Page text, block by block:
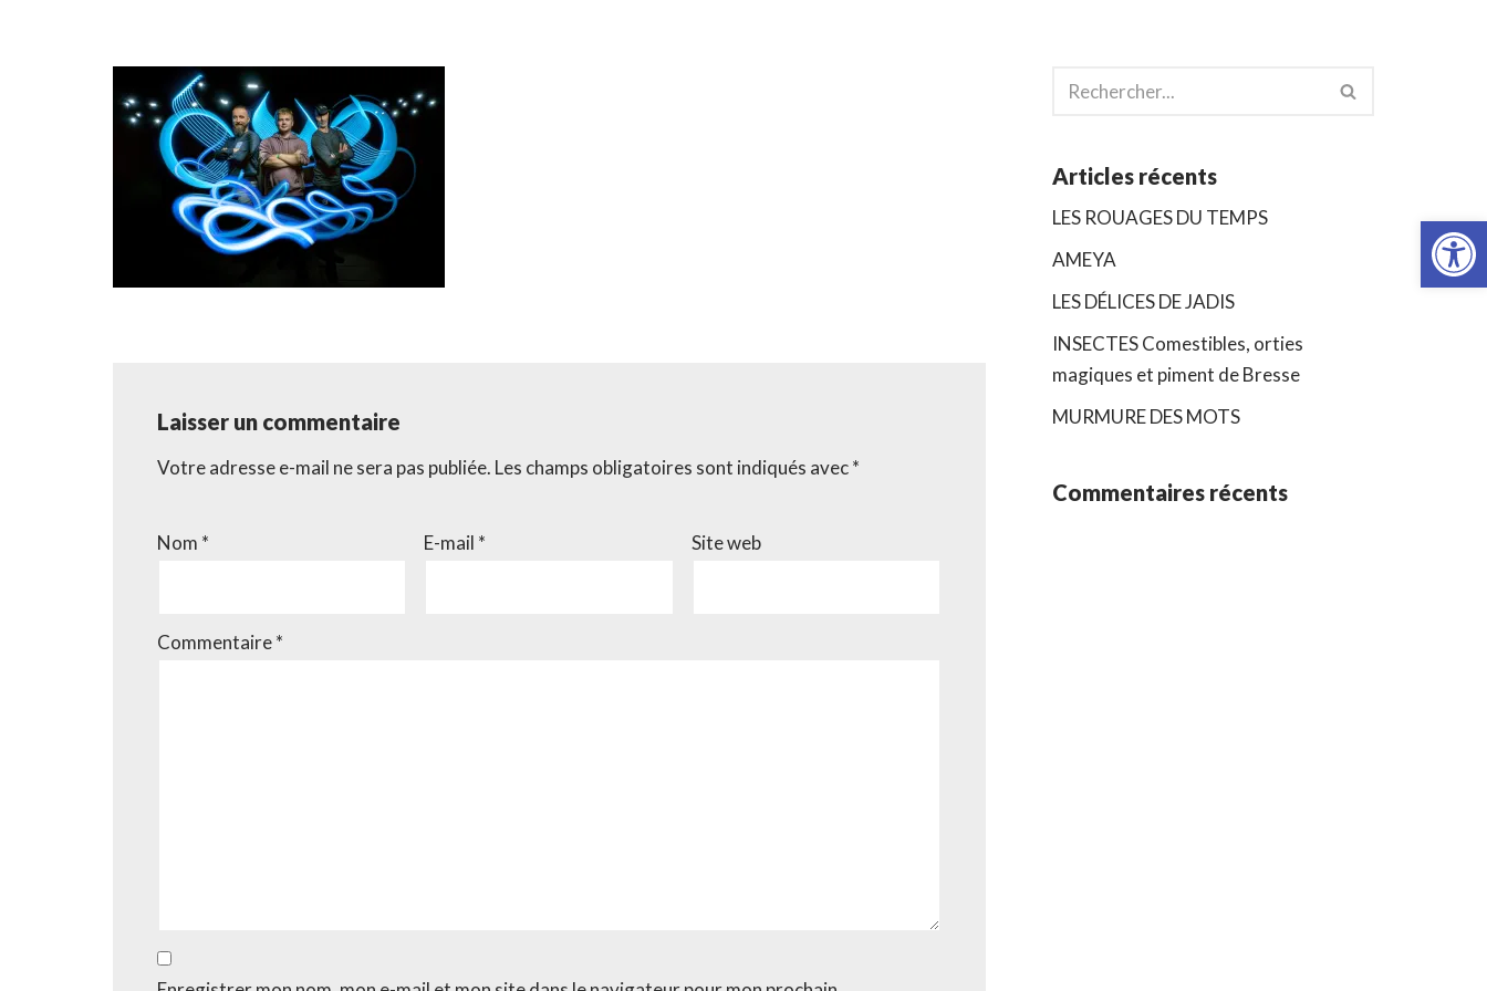
Ouvrir
Laisser un commentaire
Votre adresse e-mail ne sera pas publiée. Les champs obligatoires sont indiqués avec*
Nom * E-mail * Site web
Commentaire*
Articles récents
LES ROUAGES DU TEMPS
AMEYA
LES DÉLICES DE JADIS
INSECTES Comestibles, orties
magiques et piment de Bresse
MURMURE DES MOTS
Commentaires récents